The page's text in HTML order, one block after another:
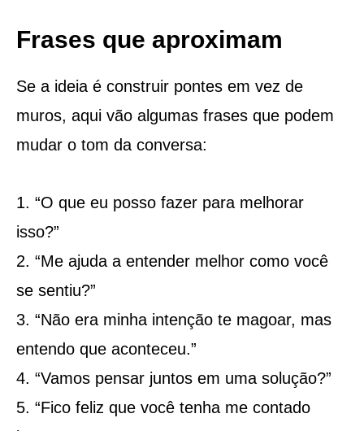
Frases que aproximam
Se a ideia é construir pontes em vez de
muros, aqui vão algumas frases que podem
mudar o tom da conversa:
“O que eu posso fazer para melhorar
isso?”
“Me ajuda a entender melhor como você
se sentiu?”
“Não era minha intenção te magoar, mas
entendo que aconteceu.”
“Vamos pensar juntos em uma solução?”
“Fico feliz que você tenha me contado